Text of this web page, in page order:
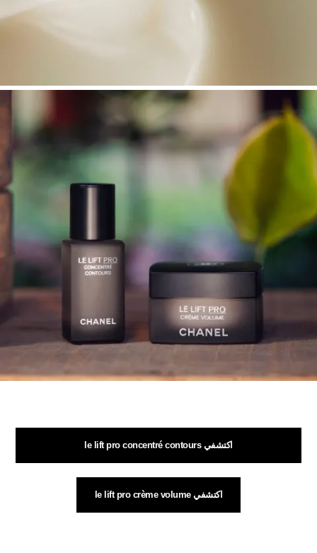
اكتشفي le lift pro concentré contours
اكتشفي le lift pro crème volume